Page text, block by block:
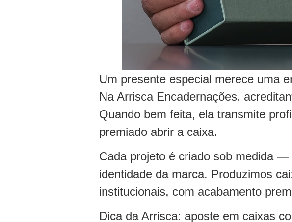
Um presente especial merece uma
Na Arrisca Encadernações,
Quando bem feita, ela transmite
premiado abrir a caixa.
Cada projeto é criado sob medida
identidade da marca. Produzimos
institucionais, com acabamento
Dica da Arrisca: aposte em caixas